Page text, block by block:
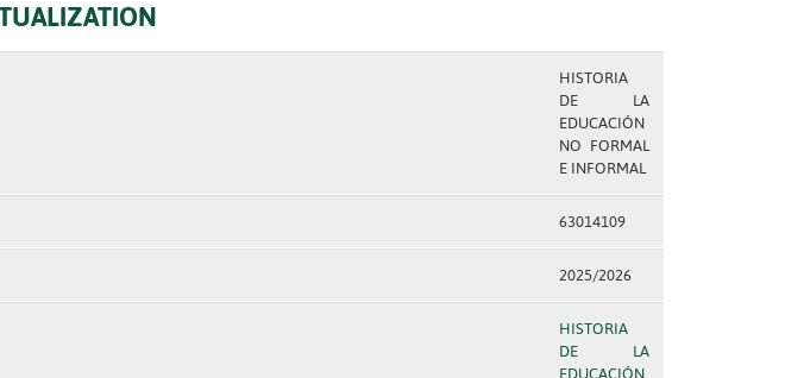
HISTORIA
DE LA
EDUCACIÓN
NO FORMAL
E INFORMAL
63014109
2025/2026
HISTORIA
DE LA
EDUCACIÓN